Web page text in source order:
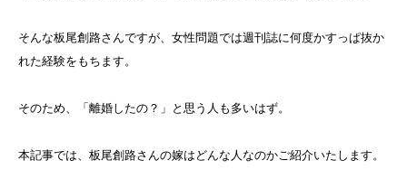
そんな板尾創路さんですが、女性問題では週刊誌に何度かすっぱ抜か
れた経験をもちます。
そのため、「離婚したの？」と思う人も多いはず。
本記事では、板尾創路さんの嫁はどんな人なのかご紹介いたします。